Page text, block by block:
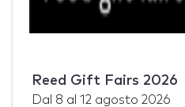
Reed Gift Fairs 2026
Dal 8 al 12 agosto 2026